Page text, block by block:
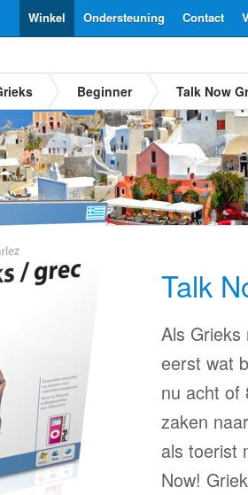
Contact
Ondersteuning
Winkel
Beginner Talk Now
Talk
Als Grieks
eerst wat
nu acht of
zaken
als toerist
Now!